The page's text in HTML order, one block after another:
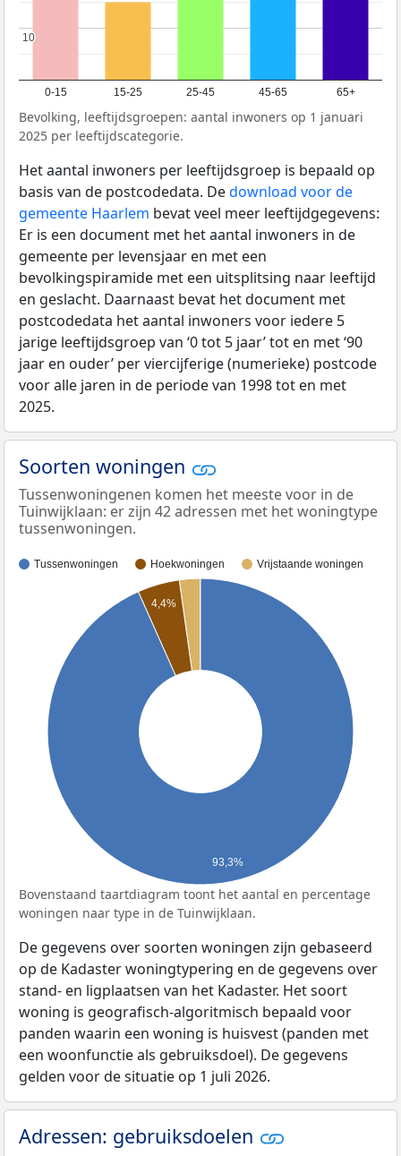
0-15 15-25 25-45 45-65 65+
10
10
Bevolking, leeftijdsgroepen: aantal inwoners op 1 januari
2025 per leeftijdscategorie.
Het aantal inwoners per leeftijdsgroep is bepaald op
basis van de postcodedata. Dedownload voor de
gemeente Haarlem bevat veel meer leeftijdgegevens:
Er is een document met het aantal inwoners in de
gemeente per levensjaar en met een
bevolkingspiramide met een uitsplitsing naar leeftijd
en geslacht. Daarnaast bevat het document met
postcodedata het aantal inwoners voor iedere 5
jarige leeftijdsgroep van ‘0 tot 5 jaar’ tot en met ‘90
jaar en ouder’ per viercijferige (numerieke) postcode
voor alle jaren in de periode van 1998 tot en met
2025.
Soorten woningen
Tussenwoningenen komen het meeste voor in de
Tuinwijklaan: er zijn 42 adressen met het woningtype
tussenwoningen.
Tussenwoningen Hoekwoningen Vrijstaande woningen
4,4%
93,3%
Bovenstaand taartdiagram toont het aantal en percentage
woningen naar type in de Tuinwijklaan.
De gegevens over soorten woningen zijn gebaseerd
op de Kadaster woningtypering en de gegevens over
stand- en ligplaatsen van het Kadaster. Het soort
woning is geografisch-algoritmisch bepaald voor
panden waarin een woning is huisvest (panden met
een woonfunctie als gebruiksdoel). De gegevens
gelden voor de situatie op 1 juli 2026.
Adressen: gebruiksdoelen